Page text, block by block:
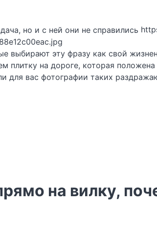
выбирают эту фразу как свой
плитку на дороге, которая
для вас фотографии таких
на вилку,